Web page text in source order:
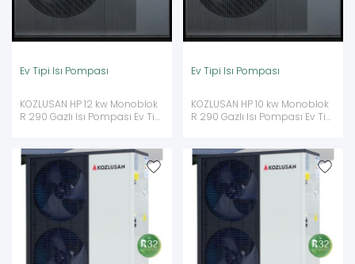
Ev Tipi Isı Pompası
KOZLUSAN HP 12 kw Monoblok
R 290 Gazlı Isı Pompası Ev Tipi
Ev Tipi Isı Pompası
KOZLUSAN HP 10 kw Monoblok
R 290 Gazlı Isı Pompası Ev Tipi